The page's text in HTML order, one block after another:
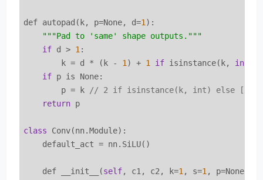
def autopad(k, p=None, d=1):
"""Pad to 'same' shape outputs."""
if d > 1:
        k = d * (k -
1) + 1 if isinstance(k, int
if p is None:
        p = k
// 2 if isinstance(k, int) else [x //
return p
class Conv(nn.Module):
    default_act = nn.SiLU()
    def __init__(
self, c1, c2, k=1, s=1, p=None, g=